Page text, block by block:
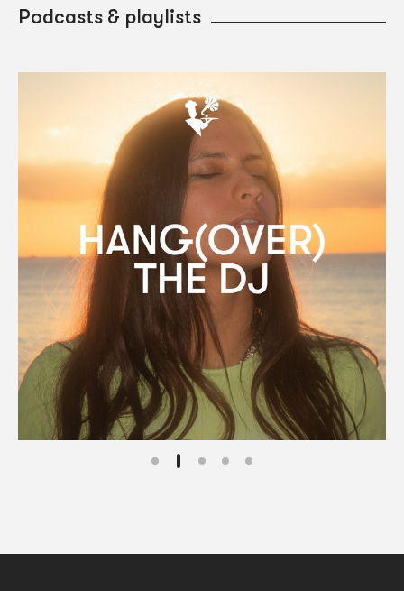
Podcasts & playlists